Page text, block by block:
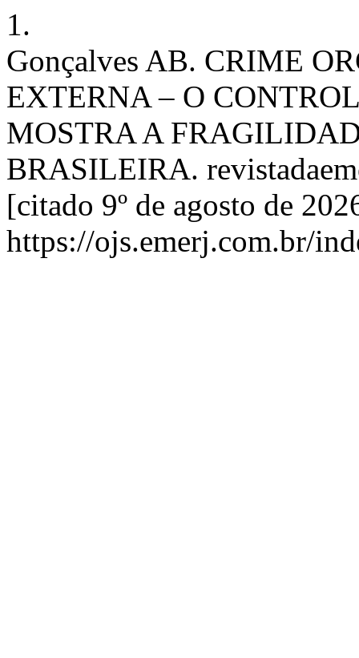
1.
Gonçalves AB. CRIME
EXTERNA – O
MOSTRA A
BRASILEIRA.
[citado 9º de agosto de
https://ojs.emerj.com.br/